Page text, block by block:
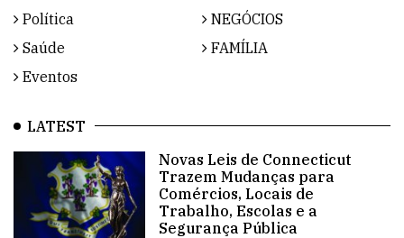
Política
NEGÓCIOS
Saúde
FAMÍLIA
Eventos
LATEST
Novas Leis de Connecticut
Trazem Mudanças para
Comércios, Locais de
Trabalho, Escolas e a
Segurança Pública